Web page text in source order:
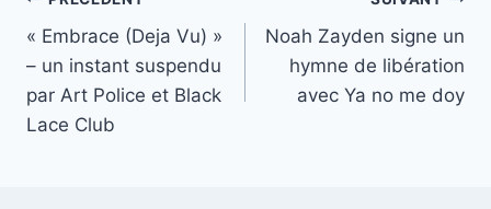
de
l’article
« Embrace (Deja Vu) »
– un instant suspendu
par Art Police et Black
Lace Club
Noah Zayden signe un
hymne de libération
avec Ya no me doy